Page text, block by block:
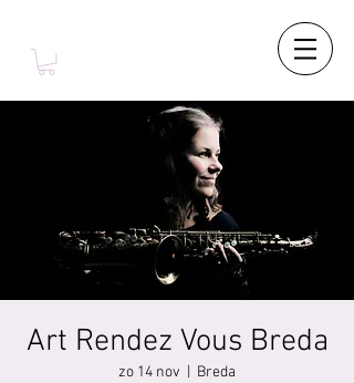
Art Rendez Vous Breda
zo 14 nov Breda